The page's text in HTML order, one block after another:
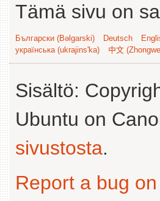
Tämä sivu on
Български (Bəlgarski) Deutsch
українська (ukrajins'ka)
中文
Sisältö:
Ubuntu on
sivustosta.
Report a bug